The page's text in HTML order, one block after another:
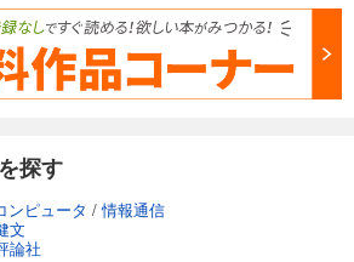
探す
ンピュータ /情報通信
文
論社